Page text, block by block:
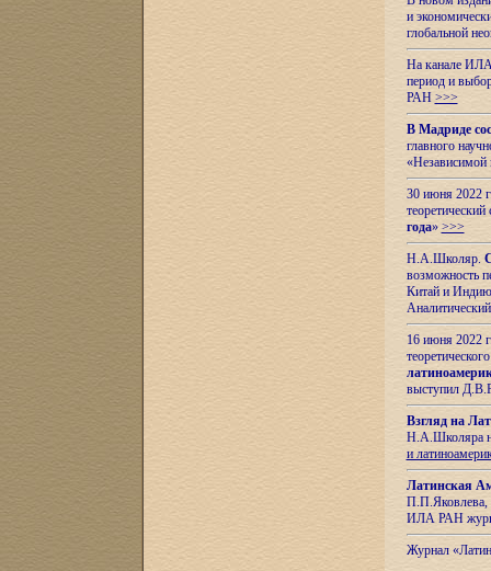
и
глобальной
На канале
период и
РАН >>>
В Мадриде
главного
«Независимой
30 июня 2022
года» >>>
Н.А.Школяр.
возможность
Китай и
16 июня 2022
выступил
Взгляд на
Н.А.Школяра
и
Латинская
П.П.Яковлева,
ИЛА РАН
Журнал